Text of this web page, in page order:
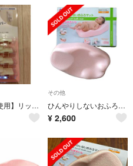
【新品・未使用】リッチェル コンセントキャップR
その他
ひんやりしないおふろマット
¥ 2,600